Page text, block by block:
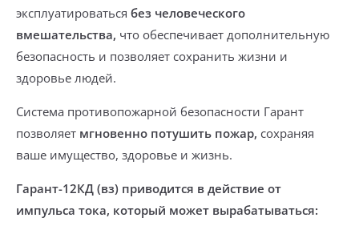
эксплуатироваться без человеческого
вмешательства, что обеспечивает дополнительную
безопасность и позволяет сохранить жизни и
здоровье людей.
Система противопожарной безопасности Гарант
позволяет мгновенно потушить пожар, сохраняя
ваше имущество, здоровье и жизнь.
Гарант-12КД (вз) приводится в действие от
импульса тока, который может вырабатываться: